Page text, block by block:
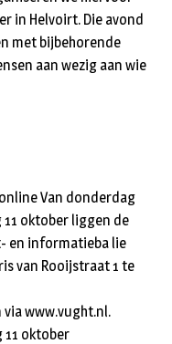
in Helvoirt. Die avond
met bijbehorende
aan wezig aan wie
Van donderdag
oktober liggen de
en informatieba lie
van Rooijstraat 1 te
www.vught.nl.
11 oktober